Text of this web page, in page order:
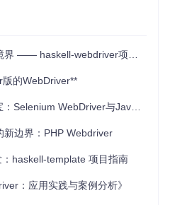
WebDriver协议的服务器，包括
。
webdriver ，只需一行命令：
—— haskell-webdriver项目推荐
的WebDriver**
WebDriver与Java的完美结合
新边界：PHP Webdriver
haskell-template 项目指南
：应用实践与案例分析》